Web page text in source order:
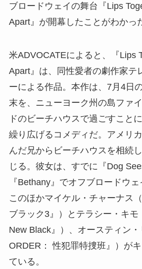
ブロードウェイの舞台『Lips
Apart』が開幕したことがわかっ
米ADVOCATEによると、『Lips
Apart』は、同性愛者の劇作家テ
ーによる作品。本作は、7月4日
末を、ニューヨーク州の島ファ
ドのビーチハウスで過ごすこと
繰り広げるコメディだ。アメリ
んだ兄からビーチハウスを相続
じる。彼女は、すでに『Dog
『Bethany』でオフブロードウェ
このほかマイケル・チャーナス
ブラック3』）とテラシー・キモ
New Black』）、オースティン
ORDER： 性犯罪特捜班』）が
ている。